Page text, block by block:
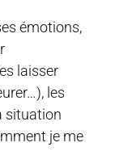
émotions,
laisser
les
situation
je me